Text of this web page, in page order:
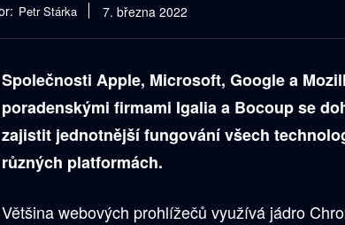
Petr Stárka 7. března 2022
Společnosti Apple, Microsoft, Google a
poradenskými firmami Igaliaa Bocoup se
zajistit jednotnější fungování všech
různých platformách.
Většina webových prohlížečů využívá jádro